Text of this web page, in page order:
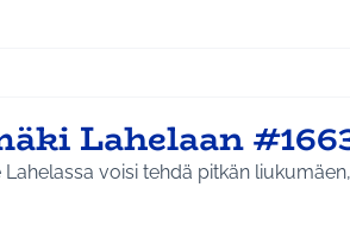
Hyrylä
mukaan: Ympäristö
Lahelaan
voisi tehdä pitkän